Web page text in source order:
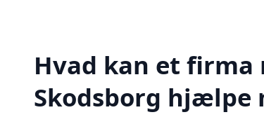
Hvad kan et firma
Skodsborg hjælpe